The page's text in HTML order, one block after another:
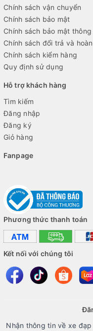
Chính sách vận chuyển
Chính sách bảo mật
Chính sách bảo mật
Chính sách đổi trả và
Chính sách kiểm hàng
Quy định sử dụng
Hỗ trợ khách hàng
Tìm kiếm
Đăng nhập
Đăng ký
Giỏ hàng
Fanpage
Phương thức thanh toán
Kết nối với chúng tôi
Nhận thông tin về xe